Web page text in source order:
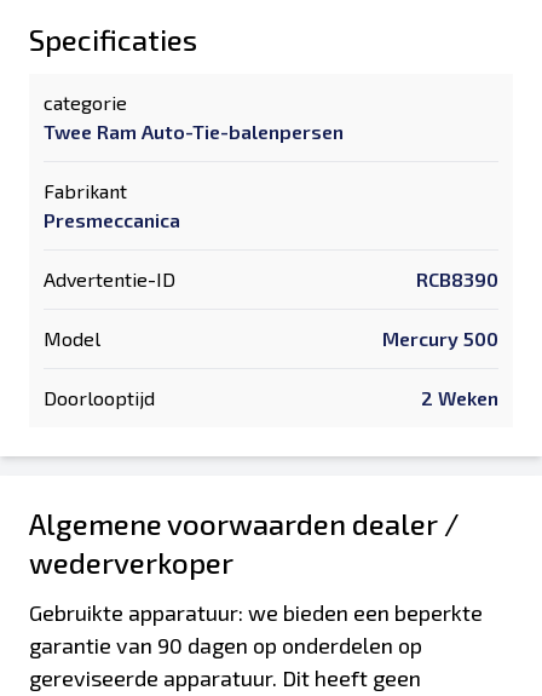
Specificaties
categorie
Twee Ram Auto-Tie-balenpersen
Fabrikant
Presmeccanica
Advertentie-ID RCB8390
Model Mercury 500
Doorlooptijd 2 Weken
Algemene voorwaarden dealer /
wederverkoper
Gebruikte apparatuur: we bieden een beperkte
garantie van 90 dagen op onderdelen op
gereviseerde apparatuur. Dit heeft geen